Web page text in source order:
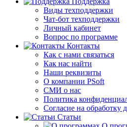
Виды техподдержки
Чат-бот техподдержки
Личный кабинет
Вопрос по программе
Контакты
Как с нами связаться
Как нас найти
Наши реквизиты
О компании PSoft
СМИ о нас
Политика
Согласие на обработку
Статьи